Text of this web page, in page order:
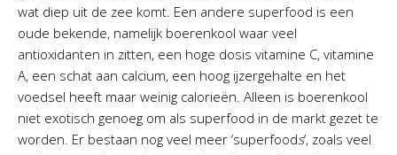
wat diep uit de zee komt. Een andere superfood is een
oude bekende, namelijk boerenkool waar veel
antioxidanten in zitten, een hoge dosis vitamine C, vitamine
A, een schat aan calcium, een hoog ijzergehalte en het
voedsel heeft maar weinig calorieën. Alleen is boerenkool
niet exotisch genoeg om als superfood in de markt gezet te
worden. Er bestaan nog veel meer ‘superfoods’, zoals veel